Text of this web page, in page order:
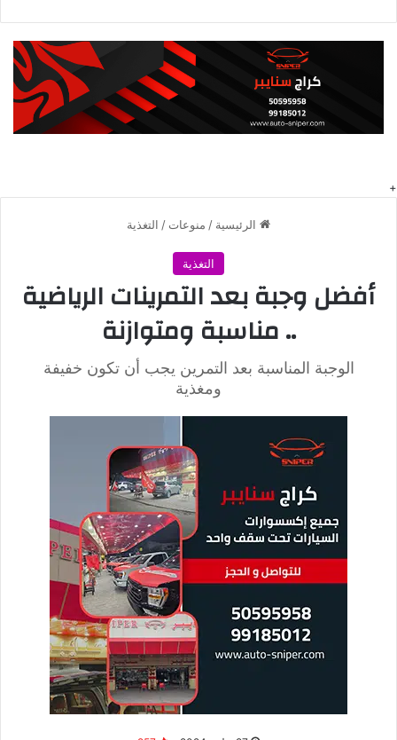
طبيبك.
علاوة على ذلك، يساهم ماء الشعير في تنقية الكلى، ويستخدم لعلاج
التهاب المثانة، وحصى الكلى، وارتفاع مستويات الكرياتينين.
شراب الشعير يساعد على خسارة الوزن
خياراً صحياً لدعم عملية فقدان الوزن نظراً
لاحتوائه على كميات كبيرة من الألياف، وخاصة البيتا جلوكان، والتي
تساعد في تعزيز الشعور بالشبع لفترات طويلة. ويمكن استخدام
عصير الشعير كبديل للعصائر والمشروبات ذات السعرات الحرارية
تقليل مستويات الكوليسترول